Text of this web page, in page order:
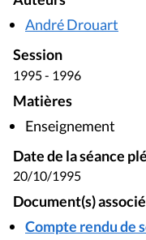
André Drouart
Session
1995 - 1996
Matières
Enseignement
Date de la séance
20/10/1995
Document(s)
Compte rendu de